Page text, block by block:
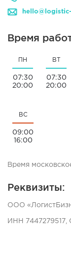
Время
ПН
07:30
20:00
ВТ
07:30
20:00
ВС
09:00
16:00
Время
Реквизиты:
ООО
ИНН 7447279517,